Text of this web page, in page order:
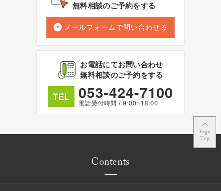
無料相談のご予約をする
メールフォームで問い合わせる
お電話にてお問い合わせ
無料相談のご予約をする
TEL 053-424-7100
電話受付時間 / 9:00~18:00
Contents